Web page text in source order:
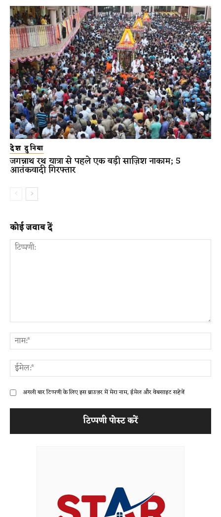
देश दुनिया
जगन्नाथ रथ यात्रा से पहले एक बड़ी साज़िश नाकाम; 5
आतंकवादी गिरफ्तार
कोई जवाब दें
अगली बार टिप्पणी के लिए इस ब्राउज़र में मेरा नाम, ईमेल और वेबसाइट सहेजें